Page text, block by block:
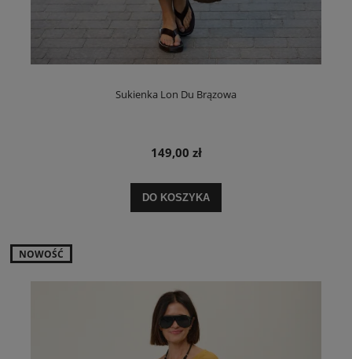
Sukienka Lon Du Brązowa
149,00 zł
DO KOSZYKA
NOWOŚĆ